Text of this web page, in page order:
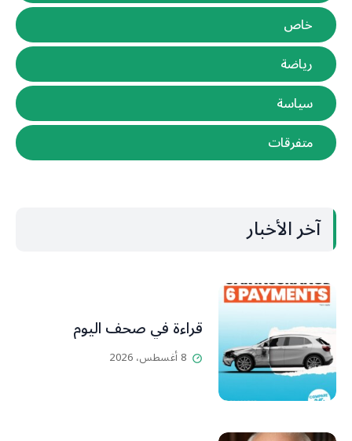
خاص
رياضة
سياسة
متفرقات
آخر الأخبار
قراءة في صحف اليوم
8 أغسطس، 2026